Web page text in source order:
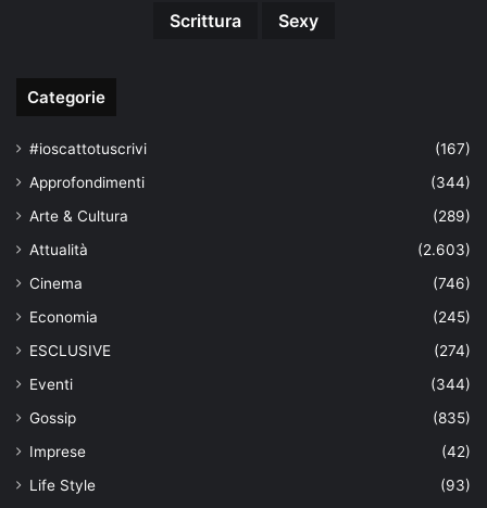
Scrittura
Sexy
Categorie
#ioscattotuscrivi
(167)
Approfondimenti
(344)
Arte & Cultura
(289)
Attualità
(2.603)
Cinema
(746)
Economia
(245)
ESCLUSIVE
(274)
Eventi
(344)
Gossip
(835)
Imprese
(42)
Life Style
(93)